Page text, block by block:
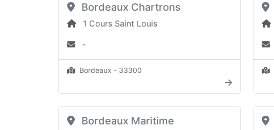
Bordeaux Chartrons
1 Cours Saint Louis
-
Bordeaux - 33300
Bordeaux Maritime